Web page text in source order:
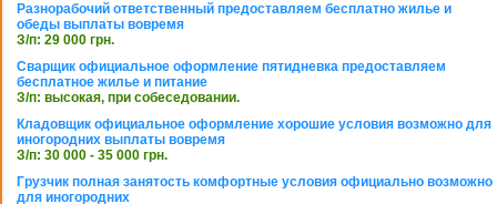
Разнорабочий ответственный предоставляем бесплатно жилье и
обеды выплаты вовремя
З/п: 29 000 грн.
Сварщик официальное оформление пятидневка предоставляем
бесплатное жилье и питание
З/п: высокая, при собеседовании.
Кладовщик официальное оформление хорошие условия возможно для
иногородних выплаты вовремя
З/п: 30 000 - 35 000 грн.
Грузчик полная занятость комфортные условия официально возможно
для иногородних